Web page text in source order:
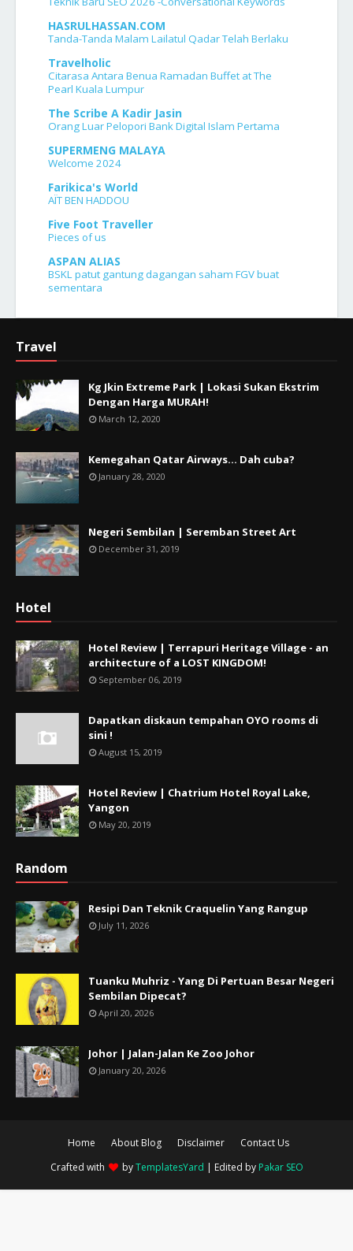
HASRULHASSAN.COM
Tanda-Tanda Malam Lailatul Qadar Telah Berlaku
Travelholic
Citarasa Antara Benua Ramadan Buffet at The
Pearl Kuala Lumpur
The Scribe A Kadir Jasin
Orang Luar Pelopori Bank Digital Islam Pertama
SUPERMENG MALAYA
Welcome 2024
Farikica's World
AÏT BEN HADDOU
Five Foot Traveller
Pieces of us
ASPAN ALIAS
BSKL patut gantung dagangan saham FGV buat
sementara
Travel
Kg Jkin Extreme Park | Lokasi Sukan Ekstrim
Dengan Harga MURAH!
March 12, 2020
Kemegahan Qatar Airways... Dah cuba?
January 28, 2020
Negeri Sembilan | Seremban Street Art
December 31, 2019
Hotel
Hotel Review | Terrapuri Heritage Village - an
architecture of a LOST KINGDOM!
September 06, 2019
Dapatkan diskaun tempahan OYO rooms di
sini !
August 15, 2019
Hotel Review | Chatrium Hotel Royal Lake,
Yangon
May 20, 2019
Random
Resipi Dan Teknik Craquelin Yang Rangup
July 11, 2026
Tuanku Muhriz - Yang Di Pertuan Besar Negeri
Sembilan Dipecat?
April 20, 2026
Johor | Jalan-Jalan Ke Zoo Johor
January 20, 2026
Home About Blog Disclaimer
Contact Us
Crafted with
byTemplatesYard | Edited by Pakar SEO